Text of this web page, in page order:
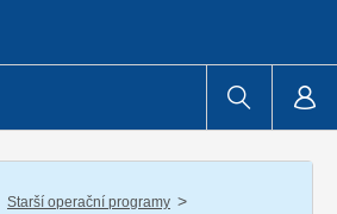
Starší operační programy /